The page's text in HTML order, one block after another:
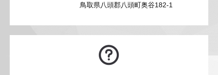
鳥取県八頭郡八頭町奥谷182-1